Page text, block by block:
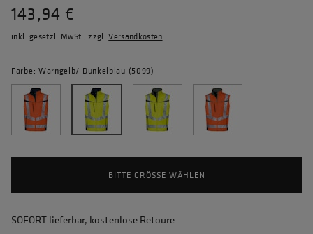
143,94 €
inkl. gesetzl. MwSt., zzgl.Versandkosten
Farbe: Warngelb/ Dunkelblau (5099)
BITTE GRÖSSE WÄHLEN
SOFORT lieferbar, kostenlose Retoure